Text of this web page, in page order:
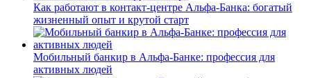
Как работают в контакт-центре Альфа-Банка: богатый
жизненный опыт и крутой старт
Мобильный банкир в Альфа-Банке: профессия для
активных людей